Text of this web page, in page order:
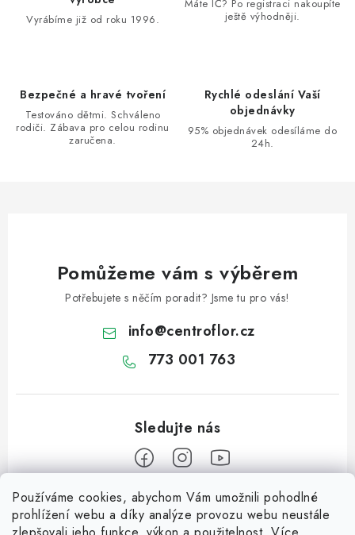
Používáme cookies, abychom Vám umožnili pohodlné
prohlížení webu a díky analýze provozu webu neustále
k
Vyrábíme již od roku 1996.
Máte IČ? Po registraci nakoupíte
ještě výhodněji.
Bezpečné a hravé tvoření
Testováno dětmi. Schváleno
rodiči. Zábava pro celou rodinu
zaručena.
Rychlé odeslání Vaší
objednávky
95% objednávek odesíláme do
24h.
Pomůžeme vám s výběrem
Potřebujete s něčím poradit? Jsme tu pro vás!
info@centroflor.cz
773 001 763